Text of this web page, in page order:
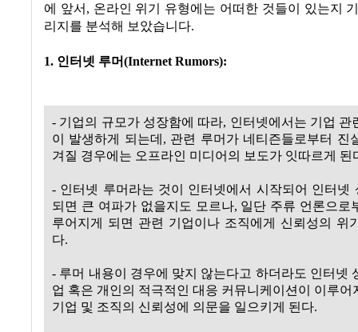
에 앞서, 온라인 위기 유형에는 어떠한 것들이 있는지
리지를 분석해 보았습니다.
1. 인터넷 루머(Internet Rumors):
- 기업의 규모가 성장함에 따라, 인터넷에서는 기업 관
이 발생하게 되는데, 관련 루머가 네티즌들로부터 진
겨질 경우에는 오프라인 미디어의 보도가 잇따르게 된
- 인터넷 루머라는 것이 인터넷에서 시작되어 인터넷
되면 큰 여파가 없을지도 모르나, 일단 주류 언론으로
루어지게 되면 관련 기업이나 조직에게 신뢰성의 위
다.
- 루머 내용이 경우에 맞지 않는다고 하더라도 인터넷
업 혹은 개인의 적극적인 대응 커뮤니케이션이 이루어
기업 및 조직의 신뢰성에 의문을 일으키게 된다.